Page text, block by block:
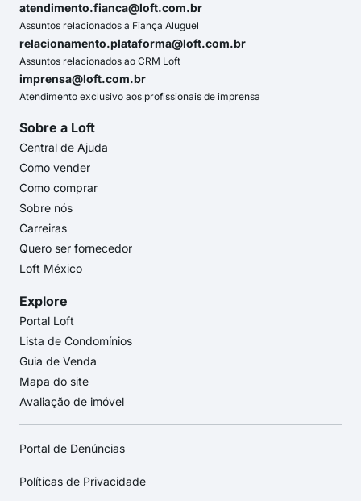
atendimento.fianca@loft.com.br
Assuntos relacionados a Fiança Aluguel
relacionamento.plataforma@loft.com.br
Assuntos relacionados ao CRM Loft
imprensa@loft.com.br
Atendimento exclusivo aos profissionais de imprensa
Sobre a Loft
Central de Ajuda
Como vender
Como comprar
Sobre nós
Carreiras
Quero ser fornecedor
Loft México
Explore
Portal Loft
Lista de Condomínios
Guia de Venda
Mapa do site
Avaliação de imóvel
Portal de Denúncias
Políticas de Privacidade